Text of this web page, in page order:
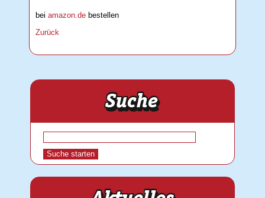
beiamazon.de bestellen
Zurück